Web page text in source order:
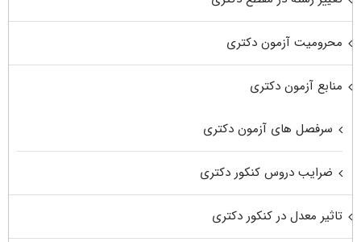
محرومیت آزمون دکتری
منابع آزمون دکتری
سرفصل های آزمون دکتری
ضرایب دروس کنکور دکتری
تاثیر معدل در کنکور دکتری